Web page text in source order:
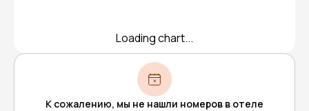
Loading chart...
К сожалению, мы не нашли номеров в отеле